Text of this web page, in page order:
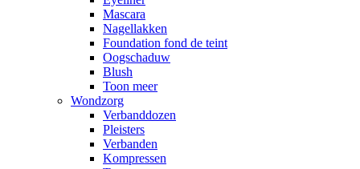
Mascara
Nagellakken
Foundation fond de teint
Oogschaduw
Blush
Toon meer
Wondzorg
Verbanddozen
Pleisters
Verbanden
Kompressen